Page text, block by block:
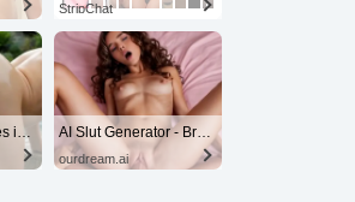
StripChat
Turn Your Fantasies into Reality AI Slut Generator - Bring your Fantasies to life 🔥
ourdream.ai